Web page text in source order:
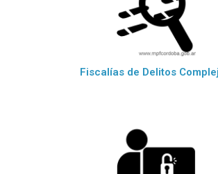
Fiscalías de Delitos